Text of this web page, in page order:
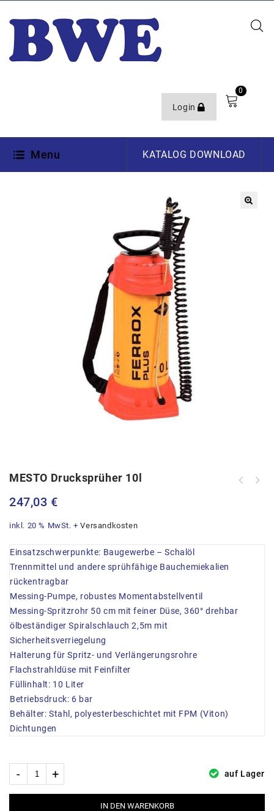
Login
0
Menu KATALOG DOWNLOAD
MESTO Drucksprüher 10l
247,03 €
inkl. 20 % MwSt. +Versandkosten
Einsatzschwerpunkte: Baugewerbe – Schalöl
Trennmittel und andere sprühfähige Bauchemiekalien
rückentragbar
Messing-Pumpe, robustes Momentabstellventil
Messing-Spritzrohr 50 cm mit feiner Düse, 360° drehbar
ölbeständiger Spiralschlauch 2,5m mit
Sicherheitsverriegelung
Halterung für Spritz- und Verlängerungsrohre
Flachstrahldüse mit Feinfilter
Füllinhalt: 10 Liter
Betriebsdruck: 6 bar
Behälter: Stahl, polyesterbeschichtet mit FPM (Viton)
Dichtungen
auf Lager
IN DEN WARENKORB